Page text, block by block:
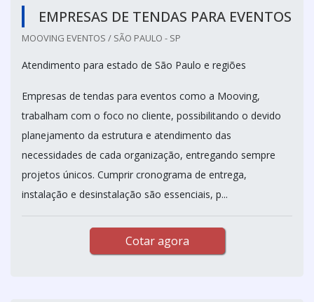
EMPRESAS DE TENDAS PARA EVENTOS
MOOVING EVENTOS / SÃO PAULO - SP
Atendimento para estado de São Paulo e regiões
Empresas de tendas para eventos como a Mooving,
trabalham com o foco no cliente, possibilitando o devido
planejamento da estrutura e atendimento das
necessidades de cada organização, entregando sempre
projetos únicos. Cumprir cronograma de entrega,
instalação e desinstalação são essenciais, p...
Cotar agora